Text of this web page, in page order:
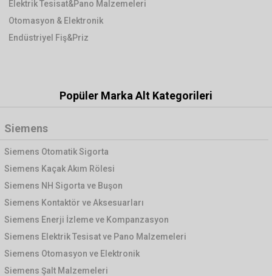
Elektrik Tesisat&Pano Malzemeleri
Otomasyon & Elektronik
Endüstriyel Fiş&Priz
Popüler Marka Alt Kategorileri
Siemens
Siemens Otomatik Sigorta
Siemens Kaçak Akım Rölesi
Siemens NH Sigorta ve Buşon
Siemens Kontaktör ve Aksesuarları
Siemens Enerji İzleme ve Kompanzasyon
Siemens Elektrik Tesisat ve Pano Malzemeleri
Siemens Otomasyon ve Elektronik
Siemens Şalt Malzemeleri